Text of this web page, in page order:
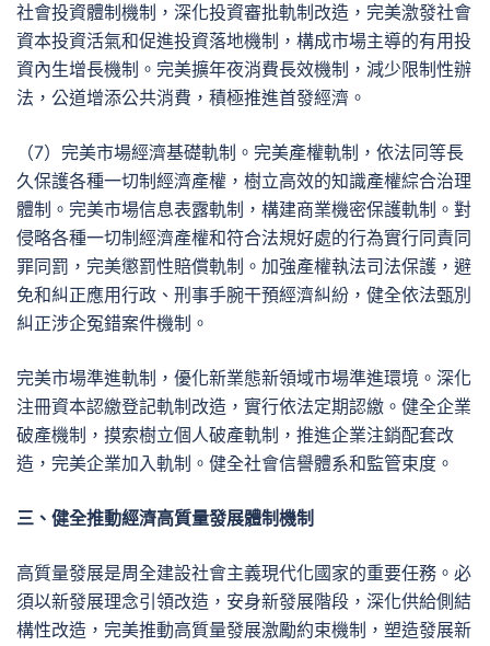
社會投資體制機制，深化投資審批軌制改造，完美激發社會
資本投資活氣和促進投資落地機制，構成市場主導的有用投
資內生增長機制。完美擴年夜消費長效機制，減少限制性辦
法，公道增添公共消費，積極推進首發經濟。
（7）完美市場經濟基礎軌制。完美產權軌制，依法同等長
久保護各種一切制經濟產權，樹立高效的知識產權綜合治理
體制。完美市場信息表露軌制，構建商業機密保護軌制。對
侵略各種一切制經濟產權和符合法規好處的行為實行同責同
罪同罰，完美懲罰性賠償軌制。加強產權執法司法保護，避
免和糾正應用行政、刑事手腕干預經濟糾紛，健全依法甄別
糾正涉企冤錯案件機制。
完美市場準進軌制，優化新業態新領域市場準進環境。深化
注冊資本認繳登記軌制改造，實行依法定期認繳。健全企業
破產機制，摸索樹立個人破產軌制，推進企業注銷配套改
造，完美企業加入軌制。健全社會信譽體系和監管束度。
三、健全推動經濟高質量發展體制機制
高質量發展是周全建設社會主義現代化國家的重要任務。必
須以新發展理念引領改造，安身新發展階段，深化供給側結
構性改造，完美推動高質量發展激勵約束機制，塑造發展新